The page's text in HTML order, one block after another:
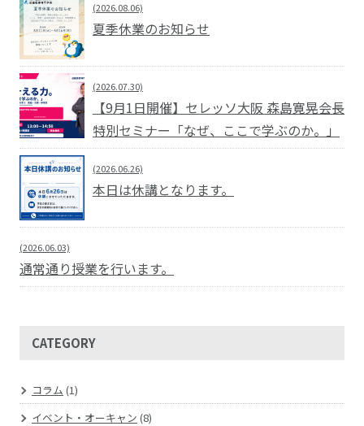
(2026.08.06)
夏季休業のお知らせ
(2026.07.30)
【9月1日開催】セレッソ大阪 森島寛晃会長
特別セミナー「なぜ、ここで学ぶのか。」
(2026.06.26)
本日は休講となります。
(2026.06.03)
通常通り授業を行います。
CATEGORY
コラム (1)
イベント・オーキャン (8)